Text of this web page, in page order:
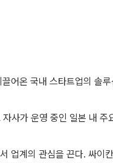
어온 국내 스타트업의 솔
가 운영 중인 일본 내 주
업계의 관심을 끈다. 싸